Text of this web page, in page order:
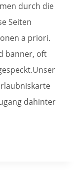
durch die
Seiten
a priori.
banner, oft
dahinter